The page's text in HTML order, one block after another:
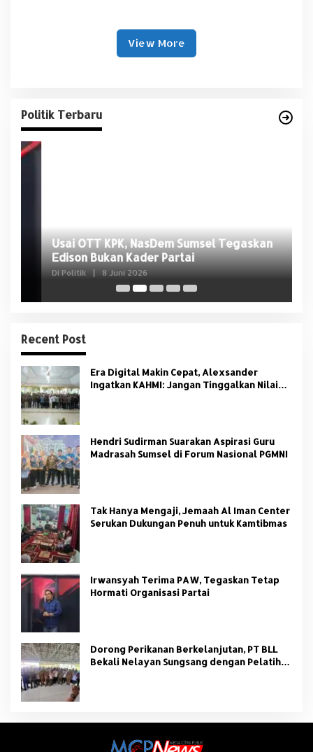
View More
Politik Terbaru
Usai OTT KPK, NasDem Sumsel Tegaskan
Edison Bukan Kader Partai
Di Politik | 8 Juni 2026
Recent Post
Era Digital Makin Cepat, Alexsander
Ingatkan KAHMI: Jangan Tinggalkan Nilai
Hendri Sudirman Suarakan Aspirasi Guru
Madrasah Sumsel di Forum Nasional PGMNI
Tak Hanya Mengaji, Jemaah Al Iman Center
Serukan Dukungan Penuh untuk Kamtibmas
Irwansyah Terima PAW, Tegaskan Tetap
Hormati Organisasi Partai
Dorong Perikanan Berkelanjutan, PT BLL
Bekali Nelayan Sungsang dengan Pelatihan